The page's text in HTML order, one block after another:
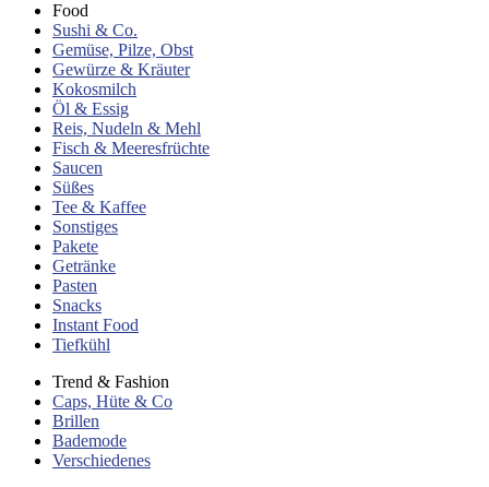
Food
Sushi & Co.
Gemüse, Pilze, Obst
Gewürze & Kräuter
Kokosmilch
Öl & Essig
Reis, Nudeln & Mehl
Fisch & Meeresfrüchte
Saucen
Süßes
Tee & Kaffee
Sonstiges
Pakete
Getränke
Pasten
Snacks
Instant Food
Tiefkühl
Trend & Fashion
Caps, Hüte & Co
Brillen
Bademode
Verschiedenes